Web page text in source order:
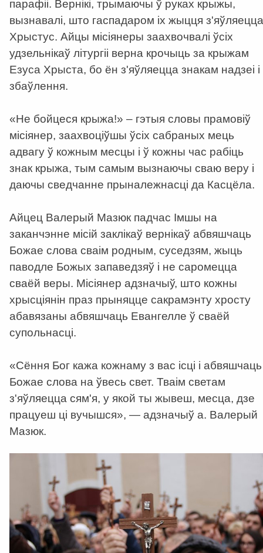
парафіі. Вернікі, трымаючы ў руках крыжы,
вызнавалі, што гаспадаром іх жыцця з'яўляецца
Хрыстус. Айцы місіянеры заахвочвалі ўсіх
удзельнікаў літургіі верна крочыць за крыжам
Езуса Хрыста, бо ён з'яўляецца знакам надзеі і
збаўлення.
«Не бойцеся крыжа!» – гэтыя словы прамовіў
місіянер, заахвоціўшы ўсіх сабраных мець
адвагу ў кожным месцы і ў кожны час рабіць
знак крыжа, тым самым вызнаючы сваю веру і
даючы сведчанне прыналежнасці да Касцёла.
Айцец Валерый Мазюк падчас Імшы на
заканчэнне місій заклікаў вернікаў абвяшчаць
Божае слова сваім родным, суседзям, жыць
паводле Божых запаведзяў і не саромецца
сваёй веры. Місіянер адзначыў, што кожны
хрысціянін праз прыняцце сакрамэнту хросту
абавязаны абвяшчаць Евангелле ў сваёй
супольнасці.
«Сёння Бог кажа кожнаму з вас ісці і абвяшчаць
Божае слова на ўвесь свет. Тваім светам
з'яўляецца сям'я, у якой ты жывеш, месца, дзе
працуеш ці вучышся», — адзначыў а. Валерый
Мазюк.